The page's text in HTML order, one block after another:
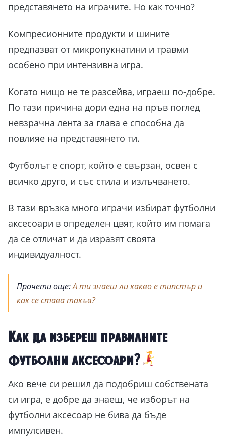
представянето на играчите. Но как точно?
Компресионните продукти и шините
предпазват от микропукнатини и травми
особено при интензивна игра.
Когато нищо не те разсейва, играеш по-добре.
По тази причина дори една на пръв поглед
невзрачна лента за глава е способна да
повлияе на представянето ти.
Футболът е спорт, който е свързан, освен с
всичко друго, и със стила и излъчването.
В тази връзка много играчи избират футболни
аксесоари в определен цвят, който им помага
да се отличат и да изразят своята
индивидуалност.
Прочети още:А ти знаеш ли какво е типстър и
как се става такъв?
Как да избереш правилните
футболни аксесоари?
Ако вече си решил да подобриш собствената
си игра, е добре да знаеш, че изборът на
футболни аксесоар не бива да бъде
импулсивен.
ТЪРСИШ ЛИ
ВДЪХНОВЕНИЕ ЗА
ЗАШЕМЕТЯВАЩИ
„НАПРАВИ СИ САМ“
ПРОЕКТИ?
20 ЛЕСНИ проекта,